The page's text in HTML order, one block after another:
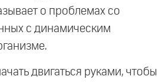
о проблемах со
с динамическим
двигаться руками, чтобы